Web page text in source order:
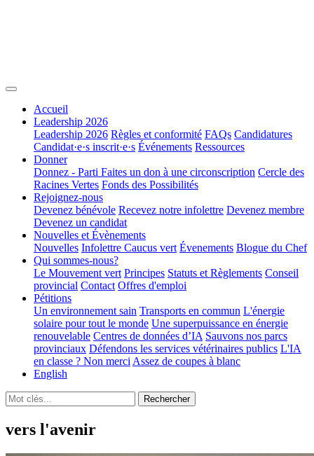
Accueil
Leadership 2026
Leadership 2026 Règles et conformité FAQs Candidatures
Candidat·e·s inscrit·e·s Événements Ressources
Donner
Donnez - Parti Faites un don à une circonscription Cercle des
Racines Vertes Fonds des Possibilités
Rejoignez-nous
Devenez bénévole Recevez notre infolettre Devenez membre
Devenez un candidat
Nouvelles et Évènements
Nouvelles Infolettre Caucus vert Évenements Blogue du Chef
Qui sommes-nous?
Le Mouvement vert Principes Statuts et Règlements Conseil
provincial Contact Offres d'emploi
Pétitions
Un environnement sain Transports en commun L'énergie
solaire pour tout le monde Une superpuissance en énergie
renouvelable Centres de données d’IA Sauvons nos parcs
provinciaux Défendons les services vétérinaires publics L'IA
en classe ? Non merci Assez de coupes à blanc
English
vers l'avenir